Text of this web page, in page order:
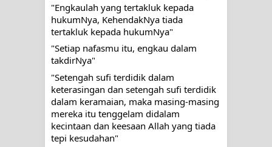
MUDAH MENGHUKUM
DI TANGAN MURSYID, CINTA
MENEMUKAN JALAN PULANG
RAWATAN TAREKAT: APABILA
ALLAH MENYEMBUHKAN HATI, JIWA
TURUT MENJADI KUAT
"Engkaulah yang tertakluk kepada
hukumNya, KehendakNya tiada
tertakluk kepada hukumNya"
"Setiap nafasmu itu, engkau dalam
takdirNya"
"Setengah sufi terdidik dalam
keterasingan dan setengah sufi terdidik
dalam keramaian, maka masing-masing
mereka itu tenggelam didalam
kecintaan dan keesaan Allah yang tiada
tepi kesudahan"